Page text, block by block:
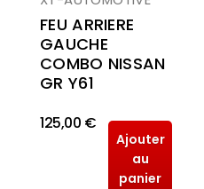
FEU ARRIERE
GAUCHE
COMBO NISSAN
GR Y61
125,00 €
Ajouter
au
panier